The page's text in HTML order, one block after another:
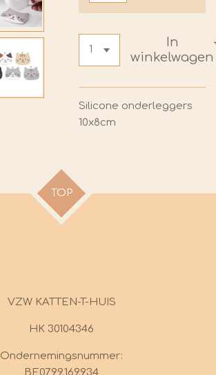
In
winkelwagen
Silicone onderleggers
10x8cm
TOP
VZW KATTEN-T-HUIS
HK 30104346
Ondernemingsnummer: